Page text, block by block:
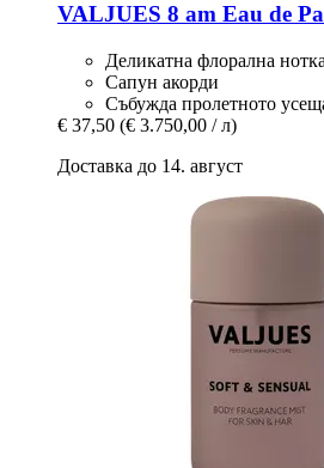
VALJUES 8 am Eau de
Деликатна флорална нотка
Сапун акорди
Събужда пролетното
€ 37,50 (€ 3.750,00 / л)
Доставка до 14. август